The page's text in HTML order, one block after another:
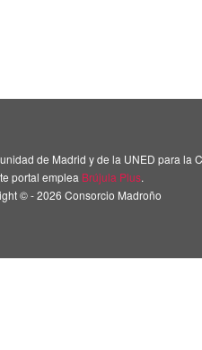
de Madrid y de la UNED para la
portal emplea Brújula Plus.
© - 2026 Consorcio Madroño